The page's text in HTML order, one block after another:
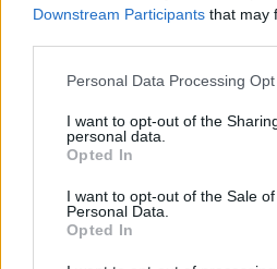
Downstream Participants that may
Personal Data Processing
I want to opt-out of the
personal data.
Opted In
I want to opt-out of the Sale
Personal Data.
Opted In
Kdy a kde bude Prima sport k
naladění na Skylinku